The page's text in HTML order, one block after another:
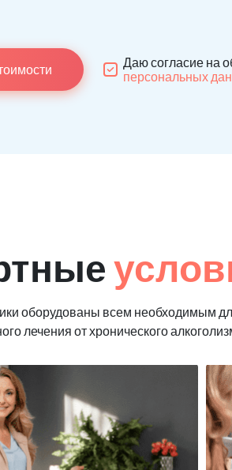
Даю согласие на
персональных
оборудованы всем необходимым
лечения от хронического